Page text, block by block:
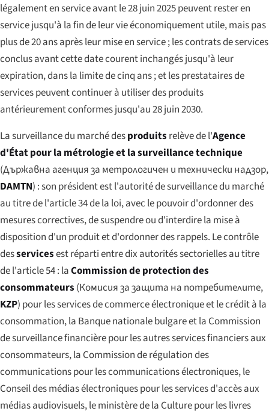
légalement en service avant le 28 juin 2025 peuvent rester en
service jusqu'à la fin de leur vie économiquement utile, mais pas
plus de 20 ans après leur mise en service ; les contrats de services
conclus avant cette date courent inchangés jusqu'à leur
expiration, dans la limite de cinq ans ; et les prestataires de
services peuvent continuer à utiliser des produits
antérieurement conformes jusqu'au 28 juin 2030.
La surveillance du marché desproduits relève de l'Agence
d'État pour la métrologie et la surveillance technique
(Държавна агенция за метрологичен и технически надзор,
DAMTN) : son président est l'autorité de surveillance du marché
au titre de l'article 34 de la loi, avec le pouvoir d'ordonner des
mesures correctives, de suspendre ou d'interdire la mise à
disposition d'un produit et d'ordonner des rappels. Le contrôle
desservicesest réparti entre dix autorités sectorielles au titre
de l'article 54 : laCommission de protection des
consommateurs (Комисия за защита на потребителите,
KZP) pour les services de commerce électronique et le crédit à la
consommation, la Banque nationale bulgare et la Commission
de surveillance financière pour les autres services financiers aux
consommateurs, la Commission de régulation des
communications pour les communications électroniques, le
Conseil des médias électroniques pour les services d'accès aux
médias audiovisuels, le ministère de la Culture pour les livres